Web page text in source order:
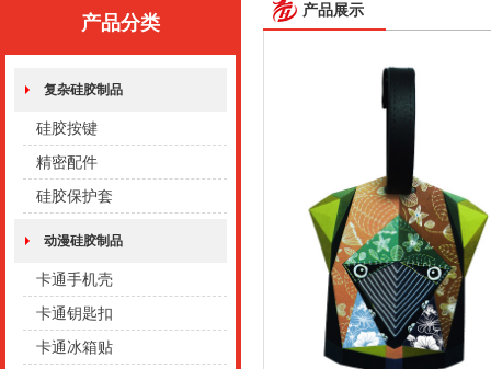
产品分类
复杂硅胶制品
硅胶按键
精密配件
硅胶保护套
动漫硅胶制品
卡通手机壳
卡通钥匙扣
卡通冰箱贴
产品展示